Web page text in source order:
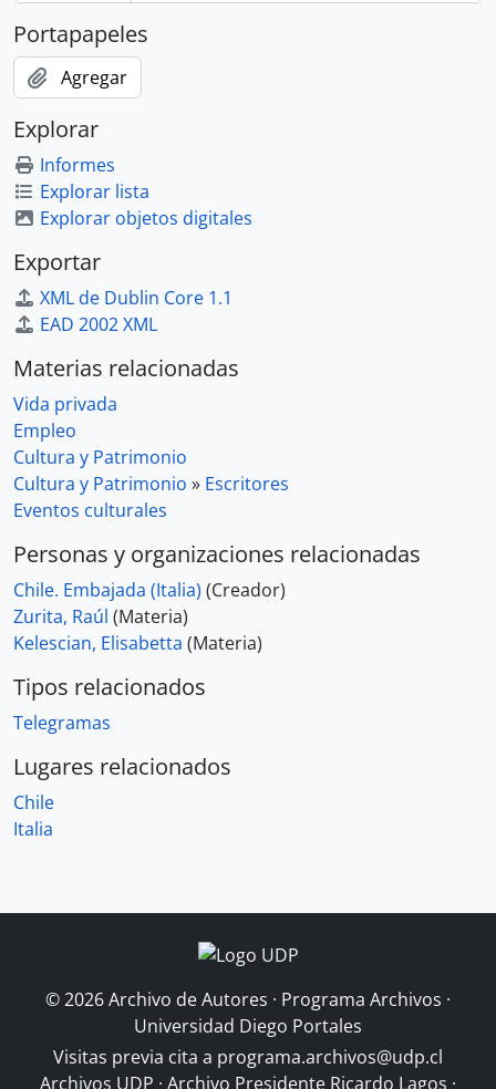
Portapapeles
Agregar
Explorar
Informes
Explorar lista
Explorar objetos digitales
Exportar
XML de Dublin Core 1.1
EAD 2002 XML
Materias relacionadas
Vida privada
Empleo
Cultura y Patrimonio
Cultura y Patrimonio » Escritores
Eventos culturales
Personas y organizaciones relacionadas
Chile. Embajada (Italia) (Creador)
Zurita, Raúl (Materia)
Kelescian, Elisabetta (Materia)
Tipos relacionados
Telegramas
Lugares relacionados
Chile
Italia
© 2026 Archivo de Autores · Programa Archivos ·
Universidad Diego Portales
Visitas previa cita a programa.archivos@udp.cl
Archivos UDP · Archivo Presidente Ricardo Lagos ·